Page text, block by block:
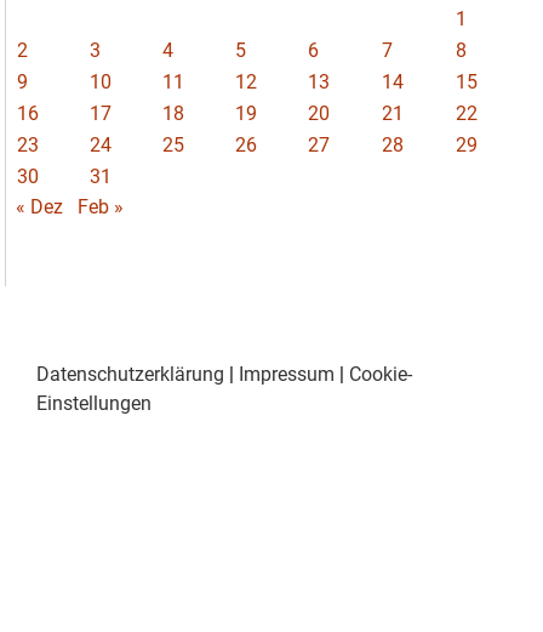
1
2
3 4 5 6 7
8
9
10 11 12 13 14
15
16
17 18 19 20 21
22
23
24 25 26 27 28
29
30
31
« Dez
Feb »
Datenschutzerklärung Impressum
Cookie-
Einstellungen